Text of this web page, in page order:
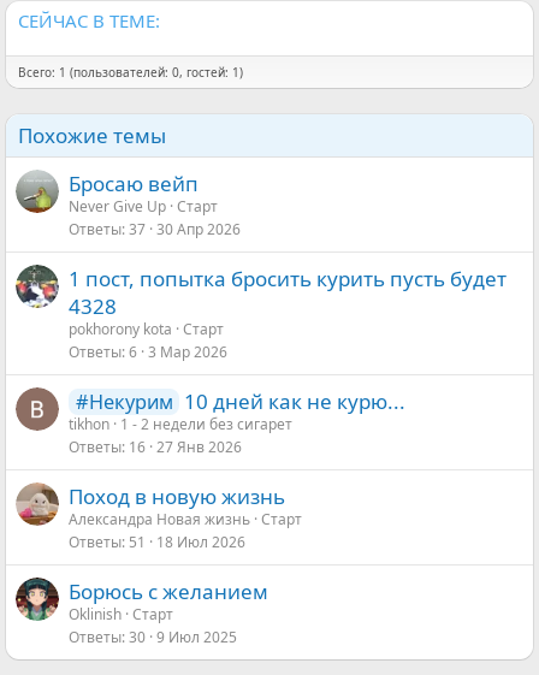
СЕЙЧАС В ТЕМЕ:
Всего: 1 (пользователей: 0, гостей: 1)
Похожие темы
Бросаю вейп
Never Give Up Старт
Ответы 37 30 Апр 2026
1 пост, попытка бросить курить пусть будет
4328
pokhorony kota Старт
Ответы 6 3 Мар 2026
#Некурим 10 дней как не курю...
tikhon 1 - 2 недели без сигарет
Ответы 16 27 Янв 2026
Поход в новую жизнь
Александра Новая жизнь Старт
Ответы 51 18 Июл 2026
Борюсь с желанием
Oklinish Старт
Ответы 30 9 Июл 2025